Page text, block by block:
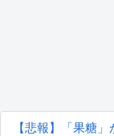
【悲報】「果糖